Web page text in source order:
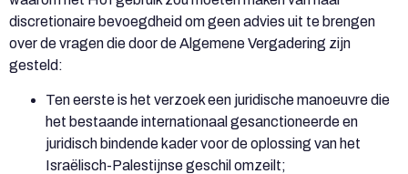
discretionaire bevoegdheid om geen advies uit te brengen
over de vragen die door de Algemene Vergadering zijn
gesteld:
Ten eerste is het verzoek een juridische manoeuvre die
het bestaande internationaal gesanctioneerde en
juridisch bindende kader voor de oplossing van het
Israëlisch-Palestijnse geschil omzeilt;